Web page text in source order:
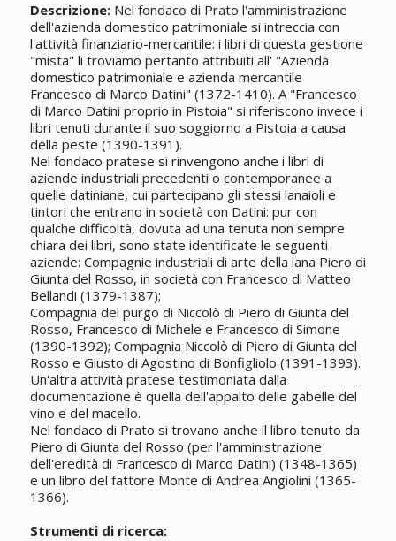
Descrizione:Nel fondaco di Prato l'amministrazione
dell'azienda domestico patrimoniale si intreccia con
l'attività finanziario-mercantile: i libri di questa gestione
"mista" li troviamo pertanto attribuiti all' "Azienda
domestico patrimoniale e azienda mercantile
Francesco di Marco Datini" (1372-1410). A "Francesco
di Marco Datini proprio in Pistoia" si riferiscono invece i
libri tenuti durante il suo soggiorno a Pistoia a causa
della peste (1390-1391).
Nel fondaco pratese si rinvengono anche i libri di
aziende industriali precedenti o contemporanee a
quelle datiniane, cui partecipano gli stessi lanaioli e
tintori che entrano in società con Datini: pur con
qualche difficoltà, dovuta ad una tenuta non sempre
chiara dei libri, sono state identificate le seguenti
aziende: Compagnie industriali di arte della lana Piero di
Giunta del Rosso, in società con Francesco di Matteo
Bellandi (1379-1387);
Compagnia del purgo di Niccolò di Piero di Giunta del
Rosso, Francesco di Michele e Francesco di Simone
(1390-1392); Compagnia Niccolò di Piero di Giunta del
Rosso e Giusto di Agostino di Bonfigliolo (1391-1393).
Un'altra attività pratese testimoniata dalla
documentazione è quella dell'appalto delle gabelle del
vino e del macello.
Nel fondaco di Prato si trovano anche il libro tenuto da
Piero di Giunta del Rosso (per l'amministrazione
dell'eredità di Francesco di Marco Datini) (1348-1365)
e un libro del fattore Monte di Andrea Angiolini (1365-
1366).
Strumenti di ricerca: